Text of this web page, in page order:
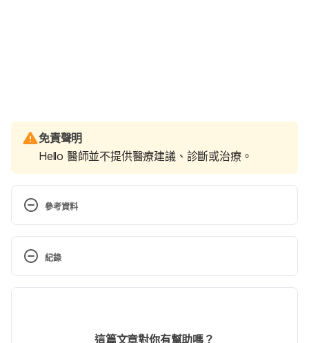
免責聲明
Hello 醫師並不提供醫療建議、診斷或治療。
參考資料
12-Month-Old Child
http://www.whattoexpect.com/toddler/12-month-
old.aspx. Accessed date. 04/06/2015.
week-4_10329288.bc. Accessed date. 04/06/2015.
紀錄
W.R. Su這篇文章對你有幫助嗎？